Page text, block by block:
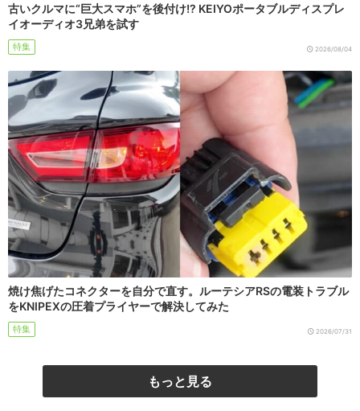
古いクルマに“巨大スマホ”を後付け!? KEIYOポータブルディスプレ
イオーディオ3兄弟を試す
特集 2026/08/04
焼け焦げたコネクターを自分で直す。ルーテシアRSの電装トラブル
をKNIPEXの圧着プライヤーで解決してみた
特集 2026/07/31
もっと見る